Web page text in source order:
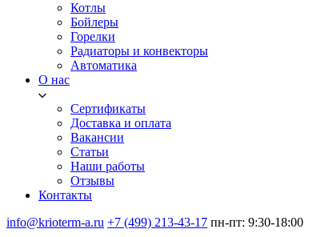
Котлы
Бойлеры
Горелки
Радиаторы и конвекторы
Автоматика
О нас
Сертификаты
Доставка и оплата
Вакансии
Статьи
Наши работы
Отзывы
Контакты
info@krioterm-a.ru +7 (499) 213-43-17 пн-пт: 9:30-18:00